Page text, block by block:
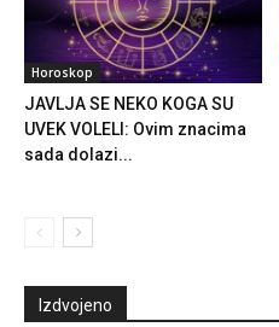
Horoskop
JAVLJA SE NEKO KOGA SU
UVEK VOLELI: Ovim znacima
sada dolazi...
Izdvojeno